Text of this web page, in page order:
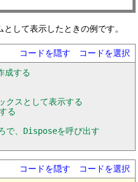
して表示したときの例です。
コードを隠す
コードを選択
成する
クスとして表示する
る
で、Disposeを呼び出す
コードを隠す
コードを選択